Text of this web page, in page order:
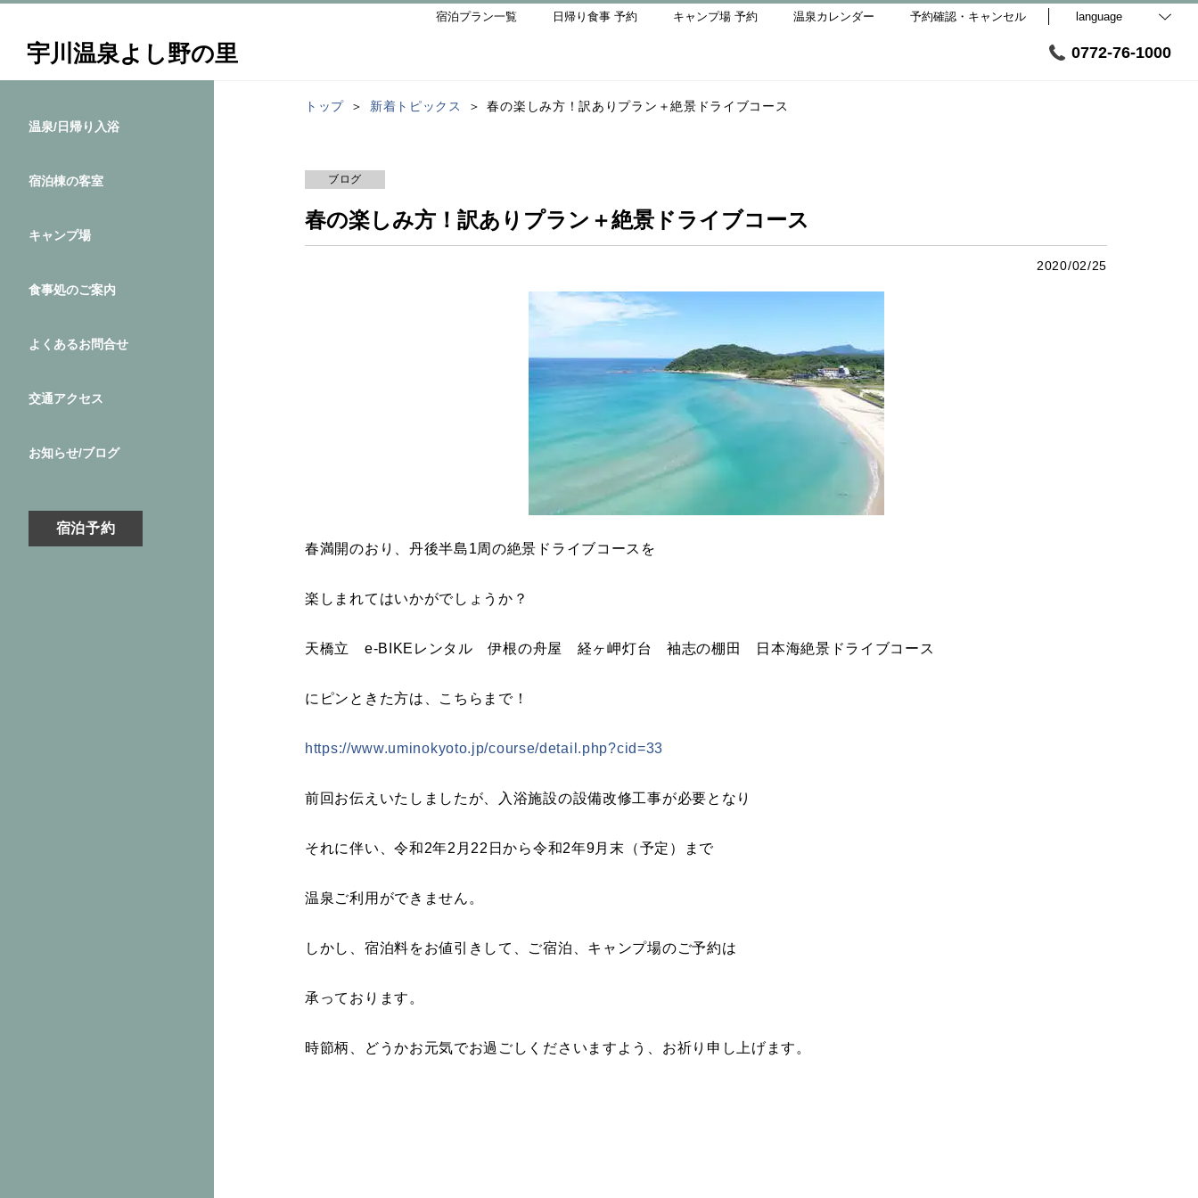
宿泊プラン一覧 日帰り食事 予約 キャンプ場 予約 温泉カレンダー 予約確認・キャンセル language
宇川温泉よし野の里 0772-76-1000
温泉/日帰り入浴
宿泊棟の客室
キャンプ場
食事処のご案内
よくあるお問合せ
交通アクセス
お知らせ/ブログ
宿泊予約
トップ 新着トピックス 春の楽しみ方！訳ありプラン＋絶景ドライブコース
ブログ
春の楽しみ方！訳ありプラン＋絶景ドライブコース
2020/02/25
春満開のおり、丹後半島1周の絶景ドライブコースを
楽しまれてはいかがでしょうか？
天橋立 e-BIKEレンタル 伊根の舟屋 経ヶ岬灯台 袖志の棚田 日本海絶景ドライブコース
にピンときた方は、こちらまで！
https://www.uminokyoto.jp/course/detail.php?cid=33
前回お伝えいたしましたが、入浴施設の設備改修工事が必要となり
それに伴い、令和2年2月22日から令和2年9月末（予定）まで
温泉ご利用ができません。
しかし、宿泊料をお値引きして、ご宿泊、キャンプ場のご予約は
承っております。
時節柄、どうかお元気でお過ごしくださいますよう、お祈り申し上げます。